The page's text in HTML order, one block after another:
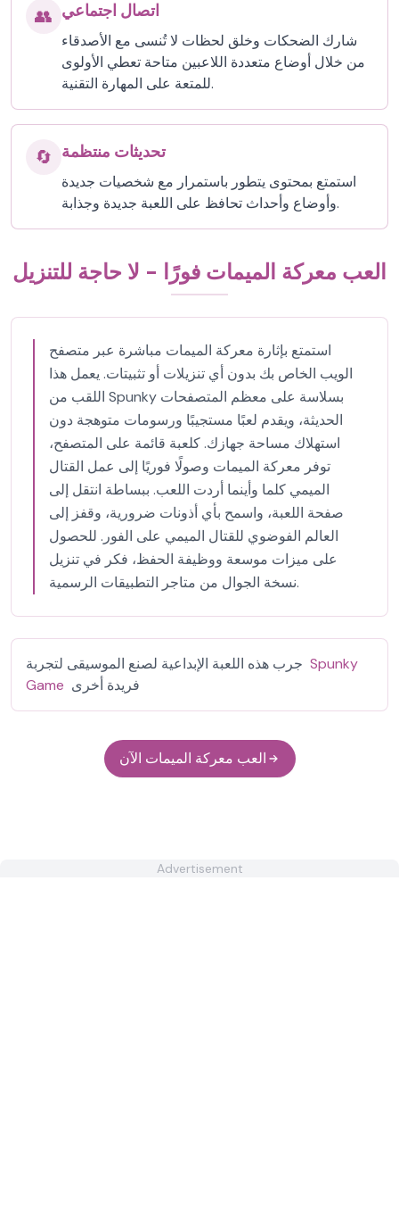
👥 اتصال اجتماعي
شارك الضحكات وخلق لحظات لا تُنسى مع الأصدقاء
من خلال أوضاع متعددة اللاعبين متاحة تعطي الأولوى
للمتعة على المهارة التقنية.
🔄 تحديثات منتظمة
استمتع بمحتوى يتطور باستمرار مع شخصيات جديدة
وأوضاع وأحداث تحافظ على اللعبة جديدة وجذابة.
العب معركة الميمات فورًا - لا حاجة للتنزيل
استمتع بإثارة معركة الميمات مباشرة عبر متصفح
الويب الخاص بك بدون أي تنزيلات أو تثبيتات. يعمل هذا
اللقب من Spunky بسلاسة على معظم المتصفحات
الحديثة، ويقدم لعبًا مستجيبًا ورسومات متوهجة دون
استهلاك مساحة جهازك. كلعبة قائمة على المتصفح،
توفر معركة الميمات وصولًا فوريًا إلى عمل القتال
الميمي كلما وأينما أردت اللعب. ببساطة انتقل إلى
صفحة اللعبة، واسمح بأي أذونات ضرورية، وقفز إلى
العالم الفوضوي للقتال الميمي على الفور. للحصول
على ميزات موسعة ووظيفة الحفظ، فكر في تنزيل
نسخة الجوال من متاجر التطبيقات الرسمية.
Spunky
Game فريدة أخرى
العب معركة الميمات الآن
Advertisement